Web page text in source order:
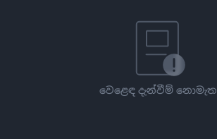
වෙළෙඳ දැන්වීම් නොමැත